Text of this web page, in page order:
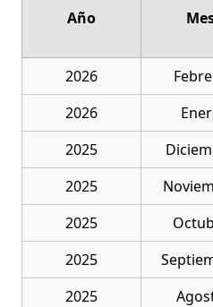
Año
2026
2026
2025
2025
2025
2025
2025